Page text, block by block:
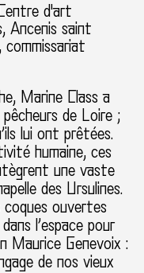
d'art
Ancenis saint
commissariat
Marine Class a
de Loire ;
lui ont prêtées.
humaine, ces
une vaste
des Ursulines.
coques ouvertes
l’espace pour
Maurice Genevoix :
de nos vieux